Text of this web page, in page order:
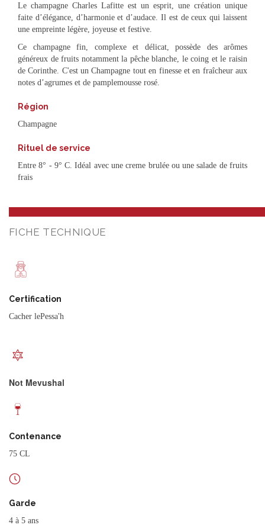
Le champagne Charles Lafitte est un esprit, une création unique
faite d’élégance, d’harmonie et d’audace. Il est de ceux qui laissent
une empreinte légère, joyeuse et festive.
Ce champagne fin, complexe et délicat, possède des arômes
généreux de fruits notamment la pêche blanche, le coing et le raisin
de Corinthe. C'est un Champagne tout en finesse et en fraîcheur aux
notes d’agrumes et de pamplemousse rosé.
Région
Champagne
Rituel de service
Entre 8° - 9° C. Idéal avec une creme brulée ou une salade de fruits
frais
FICHE TECHNIQUE
Certification
Cacher lePessa'h
Not Mevushal
Contenance
75 CL
Garde
4 à 5 ans